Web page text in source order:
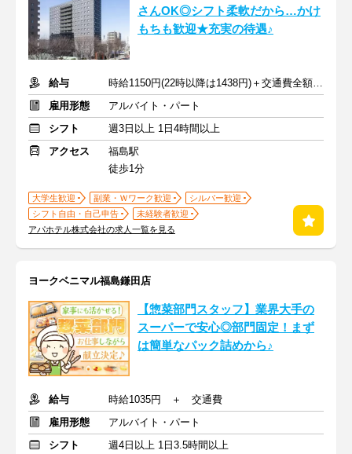
さんOK◎シフト柔軟だから…かけ
もちも歓迎★充実の待遇♪
給与
時給1150円(22時以降は1438円)＋交通費全額支給
雇用形態
アルバイト・パート
シフト
週3日以上 1日4時間以上
アクセス
福島駅
徒歩1分
大学生歓迎 副業・Ｗワーク歓迎
シルバー歓迎
シフト自由・自己申告
未経験者歓迎
アパホテル株式会社の求人一覧を見る
ヨークベニマル福島鎌田店
【惣菜部門スタッフ】業界大手の
スーパーで安心◎部門固定！まず
は簡単なパック詰めから♪
給与
時給1035円 ＋ 交通費
雇用形態
アルバイト・パート
シフト
週4日以上 1日3.5時間以上